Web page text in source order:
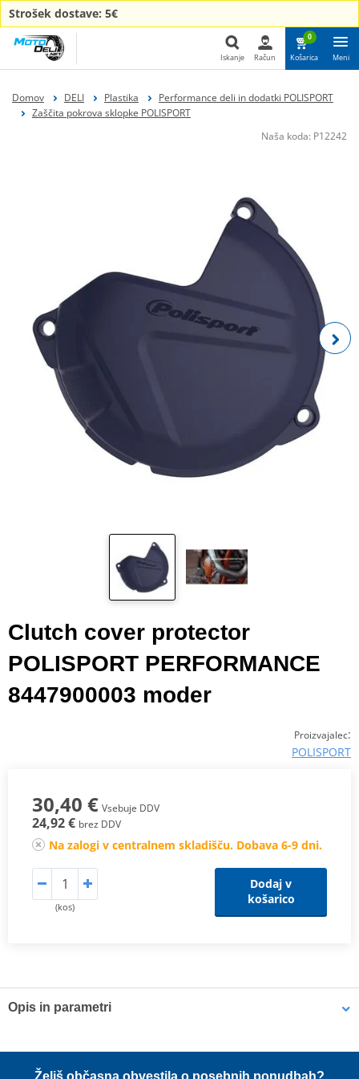
Strošek dostave: 5€
Iskanje
Iskanje Račun
0
Košarica Meni
Domov DELI Plastika
Performance deli in dodatki POLISPORT
Zaščita pokrova sklopke POLISPORT
Naša koda: P12242
Clutch cover protector
POLISPORT PERFORMANCE
8447900003 moder
Proizvajalec:
POLISPORT
30,40 € Vsebuje DDV
24,92 € brez DDV
Na zalogi v centralnem skladišču. Dobava 6-9 dni.
(kos)
Dodaj v
košarico
Opis in parametri
Odolné proti odření a nárazu
Želiš občasna obvestila o posebnih ponudbah?